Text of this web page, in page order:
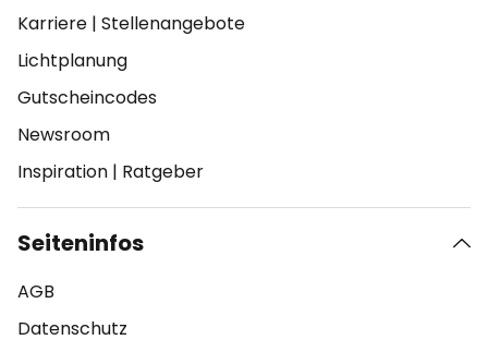
Karriere | Stellenangebote
Lichtplanung
Gutscheincodes
Newsroom
Inspiration | Ratgeber
Seiteninfos
AGB
Datenschutz